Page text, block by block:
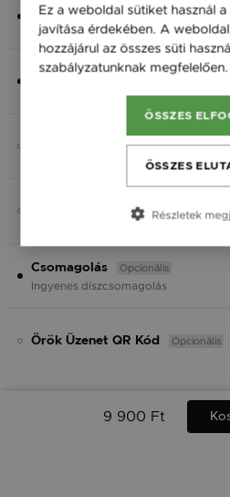
Ezüst 925, S - 20 cm
9 900 Ft
Fonal
Opcionális
Opcionális
Csomagolás Opcionális
Ingyenes díszcsomagolás
Örök Üzenet QR Kód Opcionális
9 900 Ft
Ez a weboldal sütiket használ
javítása érdekében. A
hozzájárul az összes süti
szabályzatunknak megfelelően.
ÖSSZES
ÖSSZES
Részletek